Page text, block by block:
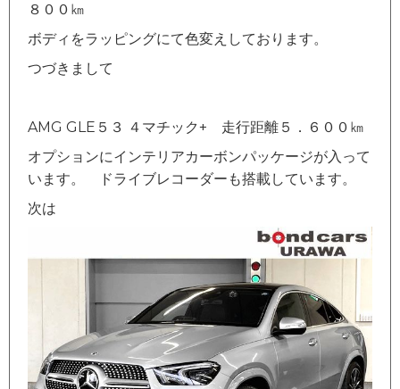
８００㎞
ボディをラッピングにて色変えしております。
つづきまして
AMG GLE５３ ４マチック+ 走行距離５．６００㎞
オプションにインテリアカーボンパッケージが入って
います。 ドライブレコーダーも搭載しています。
次は